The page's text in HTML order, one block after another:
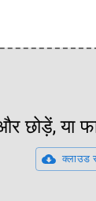
छोड़ें, या
क्लाउड